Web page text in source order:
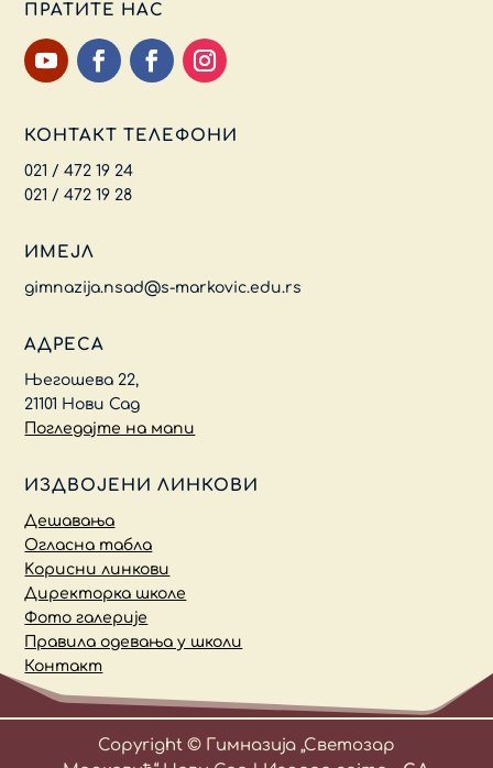
ПРАТИТЕ НАС
КОНТАКТ ТЕЛЕФОНИ
021 / 472 19 24
021 / 472 19 28
ИМЕЈЛ
gimnazija.nsad@s-markovic.edu.rs
АДРЕСА
Његошева 22,
21101 Нови Сад
Погледајте на мапи
ИЗДВОЈЕНИ ЛИНКОВИ
Дешавања
Огласна табла
Kорисни линкови
Директорка школе
Фото галерије
Правила одевања у школи
Контакт
Copyright © Гимназија „Светозар